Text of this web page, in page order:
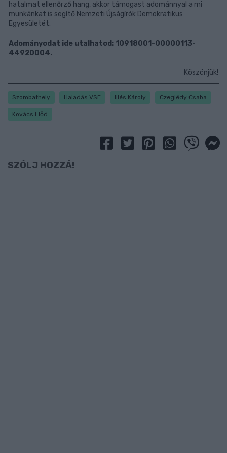
hatalmat ellenőrző hang, akkor támogast adománnyal a mi
munkánkat is segítő Nemzeti Újságírók Demokratikus
Egyesületét.
Adományodat ide utalhatod: 10918001-00000113-
44920004.
Köszönjük!
Szombathely Haladás VSE Illés Károly Czeglédy Csaba
Kovács Előd
SZÓLJ HOZZÁ!